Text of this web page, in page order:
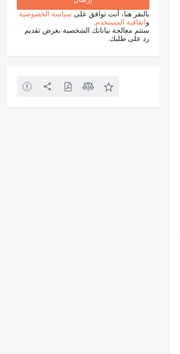
بالنقر هنا، أنت توافق على سياسة الخصوصية
واتفاقية المستخدم
ستتم معالجة بياناتك الشخصية بغرض تقديم
رد على طلبك.